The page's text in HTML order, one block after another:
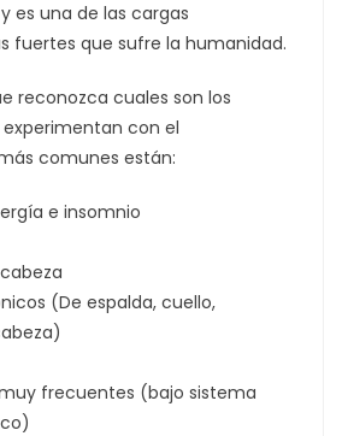
es una de las cargas
fuertes que sufre la humanidad.
reconozca cuales son los
con el
comunes están:
e insomnio
(De espalda, cuello,
frecuentes (bajo sistema